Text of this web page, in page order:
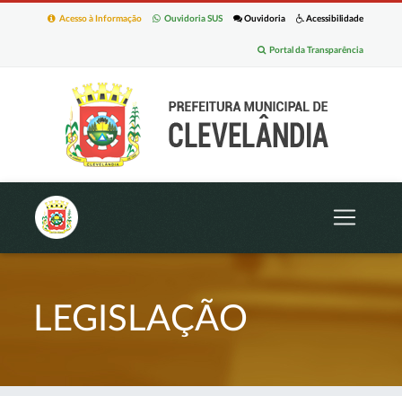
Acessibilidade
Ouvidoria
Ouvidoria SUS
Acesso à Informação
Portal da Transparência
LEGISLAÇÃO